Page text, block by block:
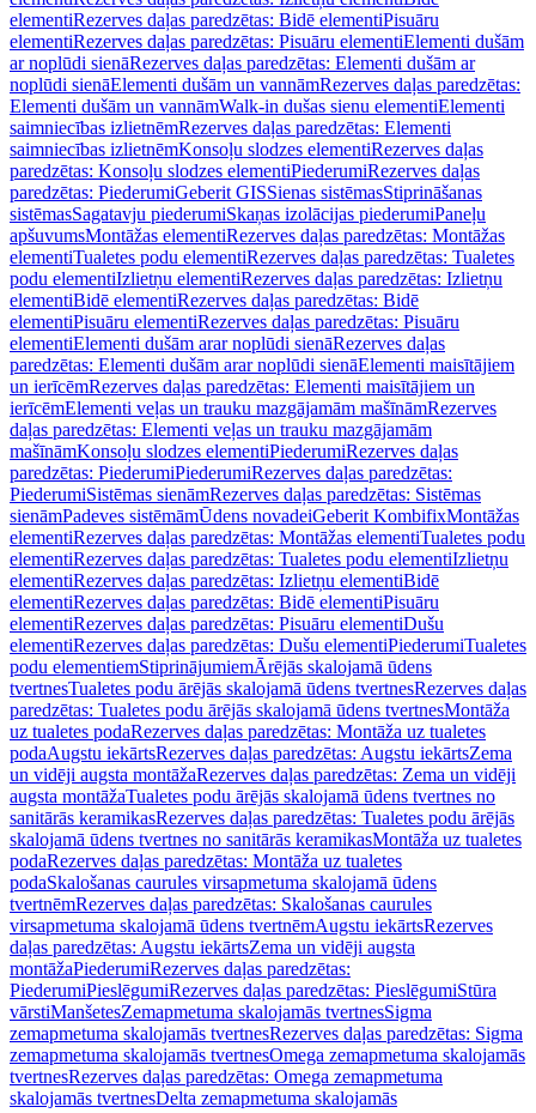
elementiRezerves daļas paredzētas: Bidē elementiPisuāru
elementiRezerves daļas paredzētas: Pisuāru elementiElementi dušām
ar noplūdi sienāRezerves daļas paredzētas: Elementi dušām ar
noplūdi sienāElementi dušām un vannāmRezerves daļas paredzētas:
Elementi dušām un vannāmWalk-in dušas sienu elementiElementi
saimniecības izlietnēmRezerves daļas paredzētas: Elementi
saimniecības izlietnēmKonsoļu slodzes elementiRezerves daļas
paredzētas: Konsoļu slodzes elementiPiederumiRezerves daļas
paredzētas: PiederumiGeberit GISSienas sistēmasStiprināšanas
sistēmasSagatavju piederumiSkaņas izolācijas piederumiPaneļu
apšuvumsMontāžas elementiRezerves daļas paredzētas: Montāžas
elementiTualetes podu elementiRezerves daļas paredzētas: Tualetes
podu elementiIzlietņu elementiRezerves daļas paredzētas: Izlietņu
elementiBidē elementiRezerves daļas paredzētas: Bidē
elementiPisuāru elementiRezerves daļas paredzētas: Pisuāru
elementiElementi dušām arar noplūdi sienāRezerves daļas
paredzētas: Elementi dušām arar noplūdi sienāElementi maisītājiem
un ierīcēmRezerves daļas paredzētas: Elementi maisītājiem un
ierīcēmElementi veļas un trauku mazgājamām mašīnāmRezerves
daļas paredzētas: Elementi veļas un trauku mazgājamām
mašīnāmKonsoļu slodzes elementiPiederumiRezerves daļas
paredzētas: PiederumiPiederumiRezerves daļas paredzētas:
PiederumiSistēmas sienāmRezerves daļas paredzētas: Sistēmas
sienāmPadeves sistēmāmŪdens novadeiGeberit KombifixMontāžas
elementiRezerves daļas paredzētas: Montāžas elementiTualetes podu
elementiRezerves daļas paredzētas: Tualetes podu elementiIzlietņu
elementiRezerves daļas paredzētas: Izlietņu elementiBidē
elementiRezerves daļas paredzētas: Bidē elementiPisuāru
elementiRezerves daļas paredzētas: Pisuāru elementiDušu
elementiRezerves daļas paredzētas: Dušu elementiPiederumiTualetes
podu elementiemStiprinājumiemĀrējās skalojamā ūdens
tvertnesTualetes podu ārējās skalojamā ūdens tvertnesRezerves daļas
paredzētas: Tualetes podu ārējās skalojamā ūdens tvertnesMontāža
uz tualetes podaRezerves daļas paredzētas: Montāža uz tualetes
podaAugstu iekārtsRezerves daļas paredzētas: Augstu iekārtsZema
un vidēji augsta montāžaRezerves daļas paredzētas: Zema un vidēji
augsta montāžaTualetes podu ārējās skalojamā ūdens tvertnes no
sanitārās keramikasRezerves daļas paredzētas: Tualetes podu ārējās
skalojamā ūdens tvertnes no sanitārās keramikasMontāža uz tualetes
podaRezerves daļas paredzētas: Montāža uz tualetes
podaSkalošanas caurules virsapmetuma skalojamā ūdens
tvertnēmRezerves daļas paredzētas: Skalošanas caurules
virsapmetuma skalojamā ūdens tvertnēmAugstu iekārtsRezerves
daļas paredzētas: Augstu iekārtsZema un vidēji augsta
montāžaPiederumiRezerves daļas paredzētas:
PiederumiPieslēgumiRezerves daļas paredzētas: PieslēgumiStūra
vārstiManšetesZemapmetuma skalojamās tvertnesSigma
zemapmetuma skalojamās tvertnesRezerves daļas paredzētas: Sigma
zemapmetuma skalojamās tvertnesOmega zemapmetuma skalojamās
tvertnesRezerves daļas paredzētas: Omega zemapmetuma
skalojamās tvertnesDelta zemapmetuma skalojamās